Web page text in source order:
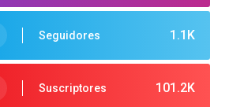
1.1K
Seguidores
101.2K
Suscriptores